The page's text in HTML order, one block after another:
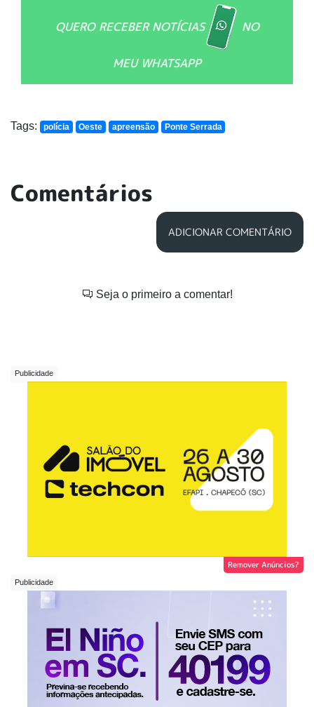
QUERO RECEBER NOTÍCIAS NO
MEU WHATSAPP
Tags: polícia Oeste apreensão Ponte Serrada
Comentários
ADICIONAR COMENTÁRIO
Seja o primeiro a comentar!
Remover Anúncios?